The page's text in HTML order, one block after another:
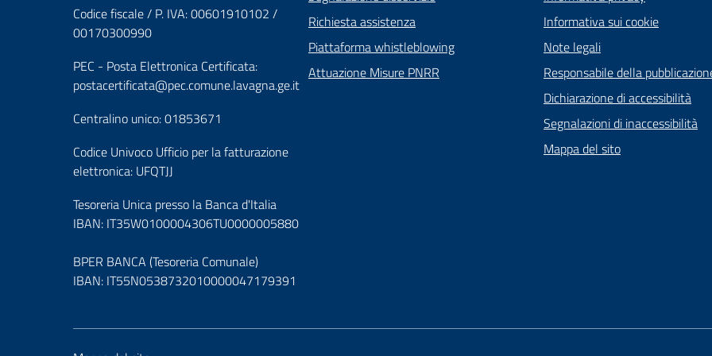
Codice fiscale / P. IVA: 00601910102 /
00170300990
PEC - Posta Elettronica Certificata:
postacertificata@pec.comune.lavagna.ge.it
Centralino unico: 01853671
Codice Univoco Ufficio per la fatturazione
elettronica: UFQTJJ
Richiesta assistenza
Piattaforma whistleblowing
Attuazione Misure PNRR
Informativa sui cookie
Note legali
Responsabile della
Dichiarazione di accessibilità
Segnalazioni di inaccessibilità
Mappa del sito
Tesoreria Unica presso la Banca d'Italia
IBAN: IT35W0100004306TU0000005880
BPER BANCA (Tesoreria Comunale)
IBAN: IT55N0538732010000047179391